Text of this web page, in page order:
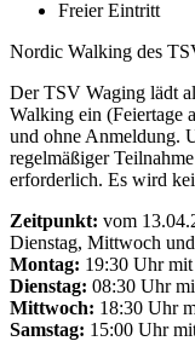
Freier Eintritt
Nordic Walking des
Der TSV Waging lädt
Walking ein (Feiertage
und ohne Anmeldung.
regelmäßiger
erforderlich. Es wird
Zeitpunkt: vom
Dienstag, Mittwoch
Montag: 19:30 Uhr
Dienstag: 08:30 Uhr
Mittwoch: 18:30 Uhr
Samstag: 15:00 Uhr